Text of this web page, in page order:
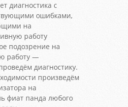
диагностика с
ошибками,
на
работу
подозрение на
работу —
диагностику.
произведём
на
фиат панда любого